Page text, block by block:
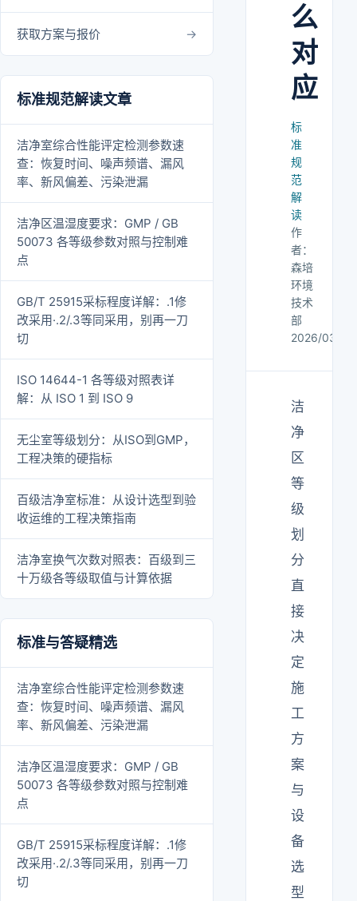
获取方案与报价
标准规范解读文章
洁净室综合性能评定检测参数速
查：恢复时间、噪声频谱、漏风
率、新风偏差、污染泄漏
洁净区温湿度要求：GMP / GB
50073 各等级参数对照与控制难
点
GB/T 25915采标程度详解：.1修
改采用·.2/.3等同采用，别再一刀
切
ISO 14644-1 各等级对照表详
解：从 ISO 1 到 ISO 9
无尘室等级划分：从ISO到GMP，
工程决策的硬指标
百级洁净室标准：从设计选型到验
收运维的工程决策指南
洁净室换气次数对照表：百级到三
十万级各等级取值与计算依据
标准与答疑精选
洁净室综合性能评定检测参数速
查：恢复时间、噪声频谱、漏风
率、新风偏差、污染泄漏
洁净区温湿度要求：GMP / GB
50073 各等级参数对照与控制难
点
GB/T 25915采标程度详解：.1修
改采用·.2/.3等同采用，别再一刀
切
么
对
应
标
准
规
范
解
读
作
者：
森培
环境
技术
部
2026/03/20
洁
净
区
等
级
划
分
直
接
决
定
施
工
方
案
与
设
备
选
型